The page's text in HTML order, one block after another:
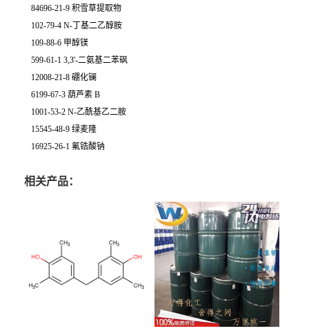
84696-21-9 积雪草提取物
102-79-4 N-丁基二乙醇胺
109-88-6 甲醇镁
599-61-1 3,3'-二氨基二苯砜
12008-21-8 硼化镧
6199-67-3 葫芦素 B
1001-53-2 N-乙酰基乙二胺
15545-48-9 绿麦隆
16925-26-1 氟锆酸钠
相关产品：